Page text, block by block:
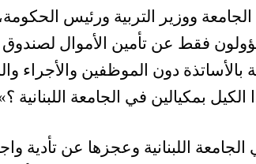
ووزير التربية ورئيس الحكومة،
فقط عن تأمين الأموال لصندوق
دون الموظفين والأجراء
الكيل بمكيالين في الجامعة اللبنانية
اللبنانية وعجزها عن تأدية